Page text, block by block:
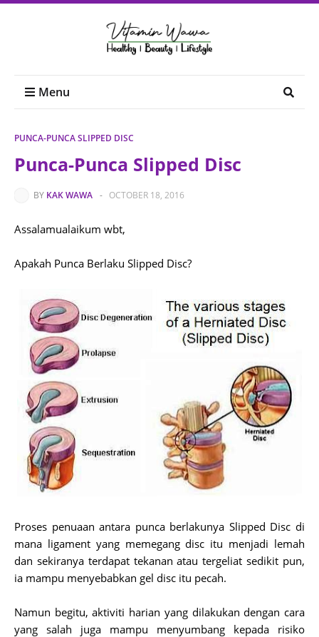
Menu
PUNCA-PUNCA SLIPPED DISC
Punca-Punca Slipped Disc
BY KAK WAWA - OCTOBER 18, 2016
Assalamualaikum wbt,
Apakah Punca Berlaku Slipped Disc?
Proses penuaan antara punca berlakunya Slipped Disc di
mana ligament yang memegang disc itu menjadi lemah
dan sekiranya terdapat tekanan atau tergeliat sedikit pun,
ia mampu menyebabkan gel disc itu pecah.
Namun begitu, aktiviti harian yang dilakukan dengan cara
yang salah juga mampu menyumbang kepada risiko